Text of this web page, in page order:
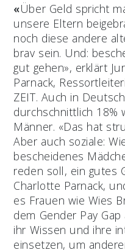
«Über Geld spricht
unsere Eltern
noch diese andere
brav sein. Und:
gut gehen», erklärt
Parnack,
ZEIT. Auch in
durchschnittlich 18%
Männer. «Das hat
Aber auch soziale:
bescheidenes
reden soll, ein gutes
Charlotte Parnack,
es Frauen wie Wies
dem Gender Pay
ihr Wissen und ihre
einsetzen, um